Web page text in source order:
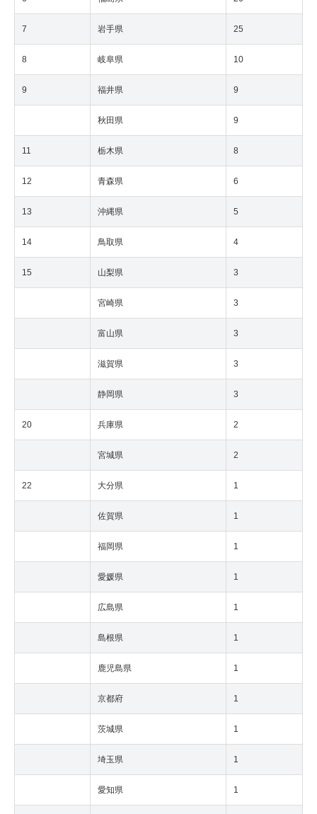
7 岩手県 25
8 岐阜県 10
9 福井県 9
秋田県 9
11 栃木県 8
12 青森県 6
13 沖縄県 5
14 鳥取県 4
15 山梨県 3
宮崎県 3
富山県 3
滋賀県 3
静岡県 3
20 兵庫県 2
宮城県 2
22 大分県 1
佐賀県 1
福岡県 1
愛媛県 1
広島県 1
島根県 1
鹿児島県 1
京都府 1
茨城県 1
埼玉県 1
愛知県 1